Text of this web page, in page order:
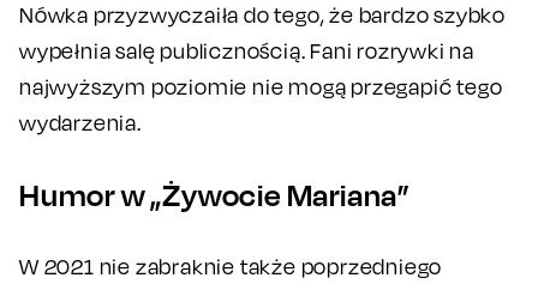
Nówka przyzwyczaiła do tego, że bardzo szybko
wypełnia salę publicznością. Fani rozrywki na
najwyższym poziomie nie mogą przegapić tego
wydarzenia.
Humor w „Żywocie Mariana”
W 2021 nie zabraknie także poprzedniego